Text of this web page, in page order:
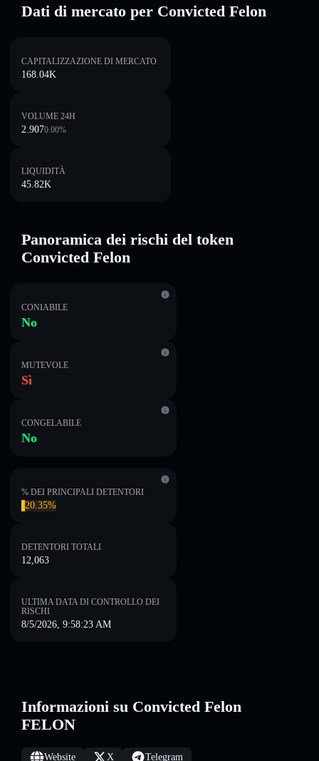
Dati di mercato per Convicted Felon
CAPITALIZZAZIONE DI MERCATO
168.04K
VOLUME 24H
2.9070.00%
LIQUIDITÀ
45.82K
Panoramica dei rischi del token
Convicted Felon
CONIABILE
No
MUTEVOLE
Sì
CONGELABILE
No
% DEI PRINCIPALI DETENTORI
20.35%
DETENTORI TOTALI
12,063
ULTIMA DATA DI CONTROLLO DEI
RISCHI
8/5/2026, 9:58:23 AM
Informazioni su Convicted Felon
FELON
Website X Telegram